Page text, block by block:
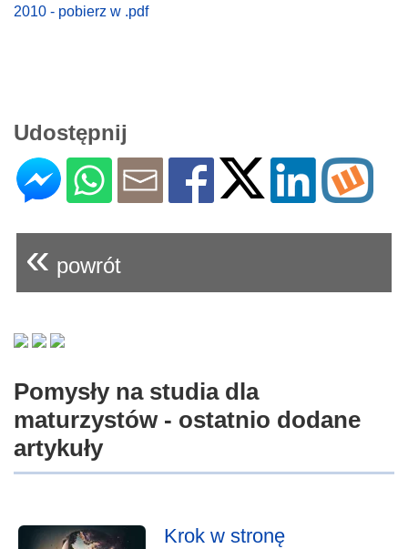
2010 - pobierz w .pdf
Udostępnij
« powrót
Pomysły na studia dla
maturzystów - ostatnio dodane
artykuły
Krok w stronę